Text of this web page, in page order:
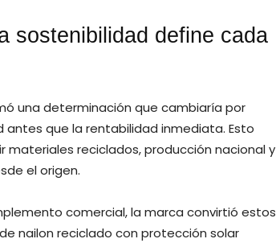
sostenibilidad define cada
una determinación que cambiaría por
que la rentabilidad inmediata. Esto
reciclados, producción nacional y
el origen.
comercial, la marca convirtió estos
nailon reciclado con protección solar